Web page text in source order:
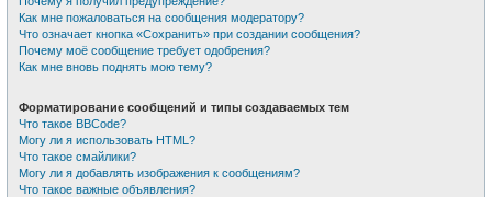
Как мне пожаловаться на сообщения модератору?
Что означает кнопка «Сохранить» при создании сообщения?
Почему моё сообщение требует одобрения?
Как мне вновь поднять мою тему?
Форматирование сообщений и типы создаваемых тем
Что такое BBCode?
Могу ли я использовать HTML?
Что такое смайлики?
Могу ли я добавлять изображения к сообщениям?
Что такое важные объявления?